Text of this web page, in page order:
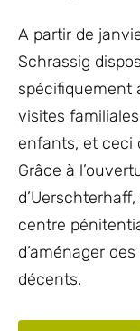
A partir de
Schrassig
spécifiquement
visites
enfants, et ceci
Grâce à
centre
d’aménager
décents.